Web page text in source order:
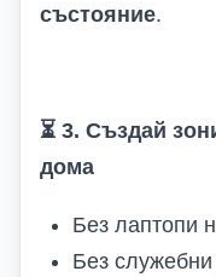
състояние.
⏳ 3. Създай
дома
Без лаптопи
Без служебни